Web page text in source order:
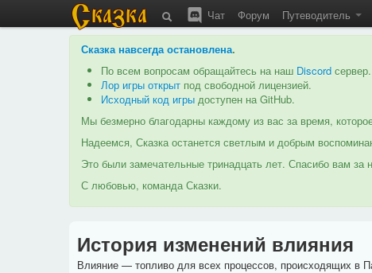
Чат Форум Путеводитель
Сказка навсегда остановлена.
По всем вопросам обращайтесь на наш Discord сервер.
Лор игры открыт под свободной лицензией.
Исходный код игры доступен на GitHub.
Мы безмерно благодарны каждому из вас за время,
Надеемся, Сказка останется светлым и добрым
Это были замечательные тринадцать лет. Спасибо вам за
С любовью, команда Сказки.
История изменений влияния
Влияние — топливо для всех процессов, происходящих в